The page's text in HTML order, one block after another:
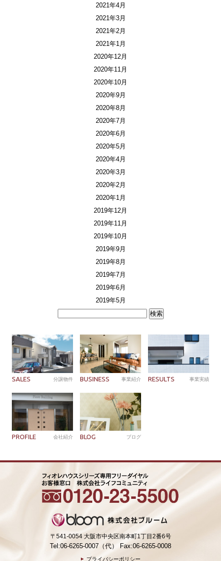
2021年4月
2021年3月
2021年2月
2021年1月
2020年12月
2020年11月
2020年10月
2020年9月
2020年8月
2020年7月
2020年6月
2020年5月
2020年4月
2020年3月
2020年2月
2020年1月
2019年12月
2019年11月
2019年10月
2019年9月
2019年8月
2019年7月
2019年6月
2019年5月
SALES 分譲物件 BUSINESS 事業紹介 RESULTS 事業実績
PROFILE 会社紹介 BLOG ブログ
〒541-0054 大阪市中央区南本町1丁目2番6号
Tel:06-6265-0007（代） Fax:06-6265-0008
プライバシーポリシー